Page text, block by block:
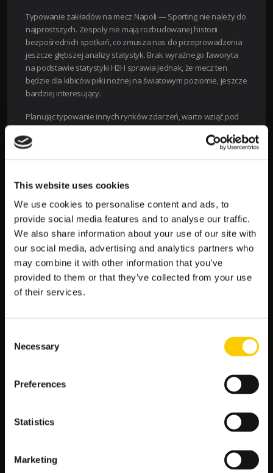
This website uses cookies
We use cookies to personalise content and ads, to
provide social media features and to analyse our traffic.
We also share information about your use of our site with
our social media, advertising and analytics partners who
may combine it with other information that you’ve
provided to them or that they’ve collected from your use
of their services.
Selection
Necessary
Preferences
Statistics
Marketing
Typowanie zakładów na mecz Napoli — Sporting nie należy do
najprostszych. Zespoły nie mają rozbudowanej historii
bezpośrednich spotkań, co zmusza nas do przeprowadzenia
jeszcze głębszej analizy statystyk. Brak wyraźnego faworyta
na podstawie statystyki H2H sprawia jednak, że mecz ten
będzie dla kibiców piłki nożnej na światowym poziomie, jeszcze
bardziej interesujący.
Planując typowanie innych rynków zdarzeń, warto wziąć pod
uwagę klasyczne pozycje bukmacherskie, takie jak zakład na
liczbę rzutów rożnych, czy BTTS (obie drużyny strzelą gola).
na wygraną, również zakład z handicapem może zapewnić
Choć nie jest jeszcze znany skład obu drużyn, to możemy
przypuszczać, że Napoli wyjdzie w swoim najmocniejszym
ustawieniu z liderami w środku pola i doskonałą ofensywą z
przodu. Sporting natomiast może postawić na solidną
defensywę i szybkie kontry, dążąc do przełamania obrony
rywali. Taki układ sił zapowiada widowisko pełne dynamiki i
taktycznych zaskoczeń, co z kolei może prowadzić do dużej
Sporting
prezentują ofensywny styl gry i przez cały mecz dążą do
zgarnąć komplet punktów, jednak Sporting nie będzie chciał